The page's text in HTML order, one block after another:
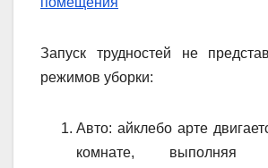
Запуск трудностей не
режимов уборки:
Авто: айклебо арте
комнате, выполняя